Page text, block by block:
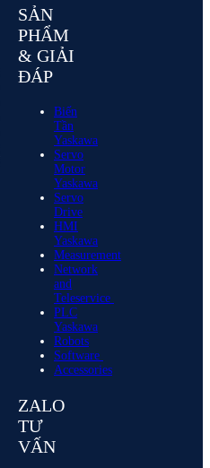
SẢN
PHẨM
& GIẢI
ĐÁP
Biến
Tần
Yaskawa
Servo
Motor
Yaskawa
Servo
Drive
HMI
Yaskawa
Measurement
Network
and
Teleservice
PLC
Yaskawa
Robots
Software
Accessories
ZALO
TƯ
VẤN